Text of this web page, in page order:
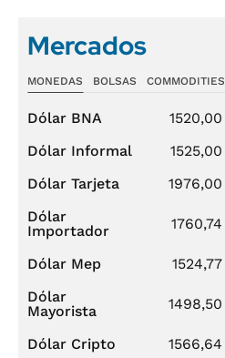
Mercados
MONEDAS BOLSAS COMMODITIES
Dólar BNA 1520,00
Dólar Informal
1525,00
Dólar Tarjeta
1976,00
Dólar
Importador
1760,74
Dólar Mep 1524,77
Dólar
Mayorista
1498,50
Dólar Cripto 1566,64